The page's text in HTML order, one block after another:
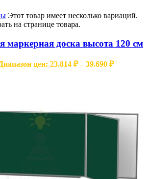
Этот товар имеет несколько вариаций.
на странице товара.
маркерная доска высота 120 см
цен: 23.814 ₽ – 39.690 ₽